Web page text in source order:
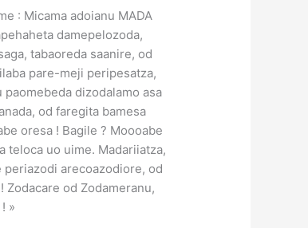
: Micama adoianu MADA
damepelozoda,
tabaoreda saanire, od
pare-meji peripesatza,
dizodalamo asa
od faregita bamesa
oresa ! Bagile ? Moooabe
teloca uo uime. Madariiatza,
periazodi arecoazodiore, od
od Zodameranu,
»